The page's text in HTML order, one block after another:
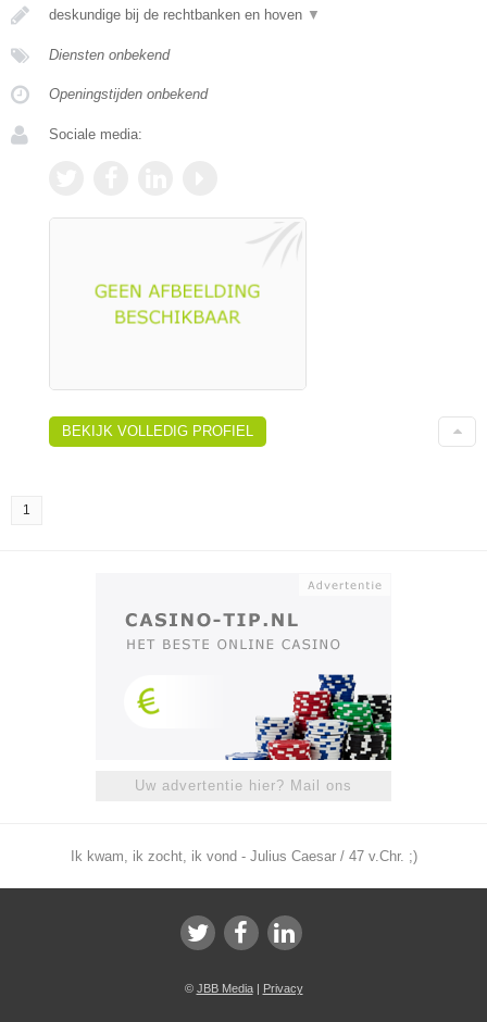
deskundige bij de rechtbanken en hoven ▼
Diensten onbekend
Openingstijden onbekend
Sociale media:
BEKIJK VOLLEDIG PROFIEL
1
Uw advertentie hier? Mail ons
Ik kwam, ik zocht, ik vond - Julius Caesar / 47 v.Chr. ;)
© JBB Media| Privacy